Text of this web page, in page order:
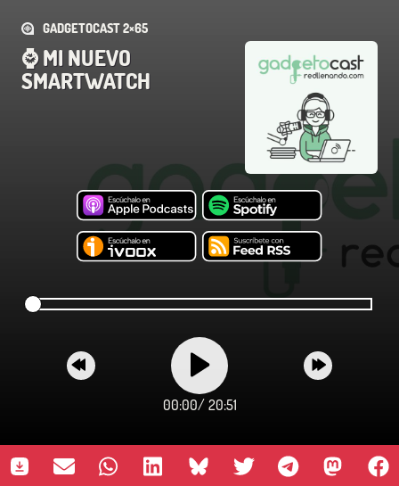
GADGETOCAST 2×65
⌚ MI NUEVO
SMARTWATCH
00:00/ 20:51